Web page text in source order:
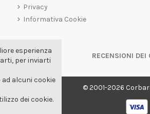
Privacy
Informativa Cookie
RECENSIONI DEI
© 2001-2026
esperienza
per inviarti
alcuni cookie
dei cookie.